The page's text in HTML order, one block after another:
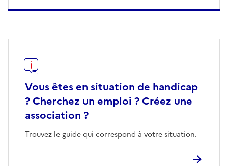
Vous êtes en situation de handicap
? Cherchez un emploi ? Créez une
association ?
Trouvez le guide qui correspond à votre situation.